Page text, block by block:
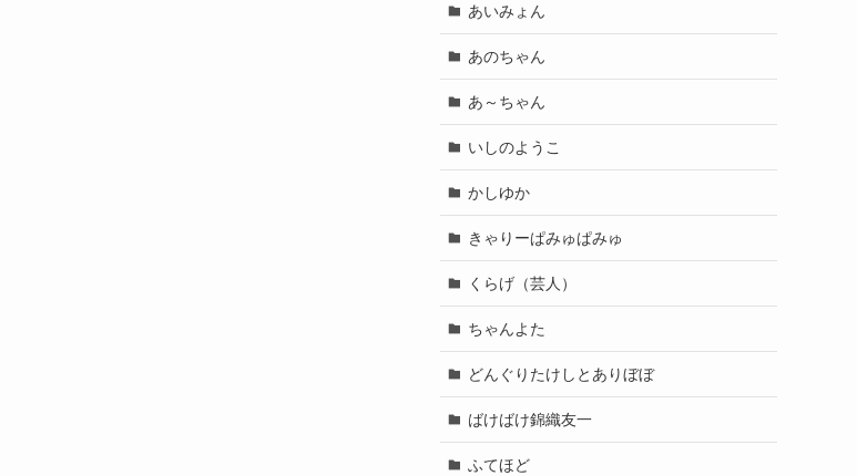
あいみょん
あのちゃん
あ～ちゃん
いしのようこ
かしゆか
きゃりーぱみゅぱみゅ
くらげ（芸人）
ちゃんよた
どんぐりたけしとありぼぼ
ばけばけ錦織友一
ふてほど